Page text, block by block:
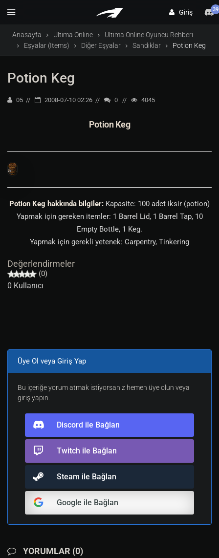
Giriş 39
Anasayfa Ultima Online
Ultima Online Oyuncu Rehberi
Eşyalar (Items)
Diğer Eşyalar Sandıklar Potion Keg
Potion Keg
05 2008-07-10 02:26 0 4045
Potion Keg
Potion Keg hakkında bilgiler: Kapasite: 100 adet iksir (potion)
Yapmak için gereken itemler: 1 Barrel Lid, 1 Barrel Tap, 10
Empty Bottle, 1 Keg.
Yapmak için gerekli yetenek: Carpentry, Tinkering
Değerlendirmeler
(0)
0 Kullanıcı
Üye Ol veya Giriş Yap
Bu içeriğe yorum atmak istiyorsanız hemen üye olun veya
giriş yapın.
Discord ile Bağlan
Twitch ile Bağlan
Steam ile Bağlan
Google ile Bağlan
YORUMLAR (0)